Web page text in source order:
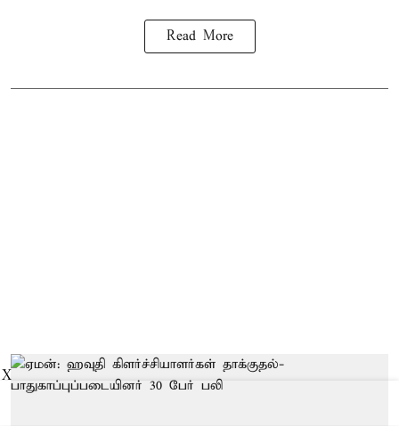
Read More
X